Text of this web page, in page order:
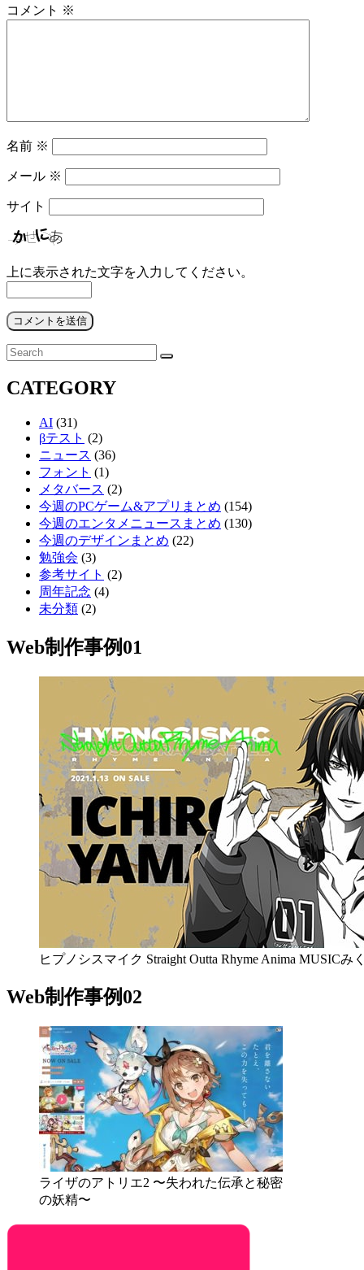
ー
コメント ※
名前 ※
メール ※
サイト
上に表示された文字を入力してください。
検
検
CATEGORY
AI (31)
βテスト (2)
ニュース (36)
フォント (1)
メタバース (2)
今週のPCゲーム&アプリまとめ (154)
今週のエンタメニュースまとめ (130)
今週のデザインまとめ (22)
勉強会 (3)
参考サイト (2)
周年記念 (4)
未分類 (2)
Web制作事例01
ヒプノシスマイク Straight Outta Rhyme Anima MUSICみ
Web制作事例02
ライザのアトリエ2 〜失われた伝承と秘密
の妖精〜